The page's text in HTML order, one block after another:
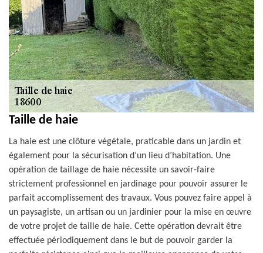
Taille de haie
La haie est une clôture végétale, praticable dans un jardin et
également pour la sécurisation d’un lieu d’habitation. Une
opération de taillage de haie nécessite un savoir-faire
strictement professionnel en jardinage pour pouvoir assurer le
parfait accomplissement des travaux. Vous pouvez faire appel à
un paysagiste, un artisan ou un jardinier pour la mise en œuvre
de votre projet de taille de haie. Cette opération devrait être
effectuée périodiquement dans le but de pouvoir garder la